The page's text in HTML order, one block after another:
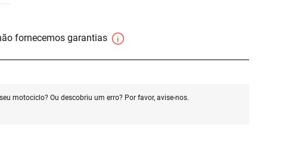
fornecemos garantias
motociclo? Ou descobriu um erro? Por favor, avise-nos.